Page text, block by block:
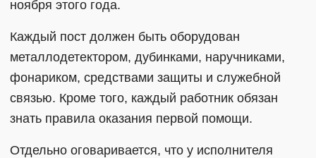
ноября этого года.
Каждый пост должен быть оборудован
металлодетектором, дубинками, наручниками,
фонариком, средствами защиты и служебной
связью. Кроме того, каждый работник обязан
знать правила оказания первой помощи.
Отдельно оговаривается, что у исполнителя